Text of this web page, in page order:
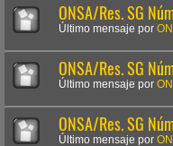
ONSA/Res. SG
Último mensaje por
ONSA/Res. SG
Último mensaje por
ONSA/Res. SG
Último mensaje por